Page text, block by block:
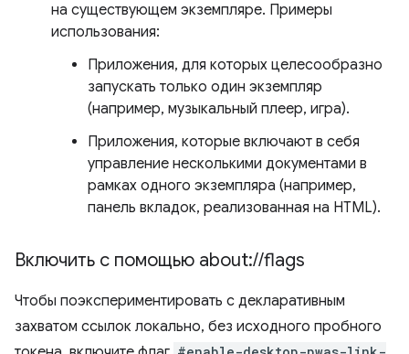
на существующем экземпляре. Примеры
использования:
Приложения, для которых целесообразно
запускать только один экземпляр
(например, музыкальный плеер, игра).
Приложения, которые включают в себя
управление несколькими документами в
рамках одного экземпляра (например,
панель вкладок, реализованная на HTML).
Включить с помощью about://flags
Чтобы поэкспериментировать с декларативным
захватом ссылок локально, без исходного пробного